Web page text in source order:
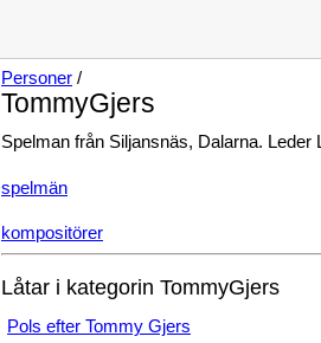
Personer /
TommyGjers
Spelman från Siljansnäs, Dalarna.
spelmän
kompositörer
Låtar i kategorin TommyGjers
Pols efter Tommy Gjers